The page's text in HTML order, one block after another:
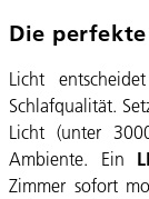
Die
Licht
Schlafqualität.
Licht (unter
Ambiente. Ein
Zimmer sofort